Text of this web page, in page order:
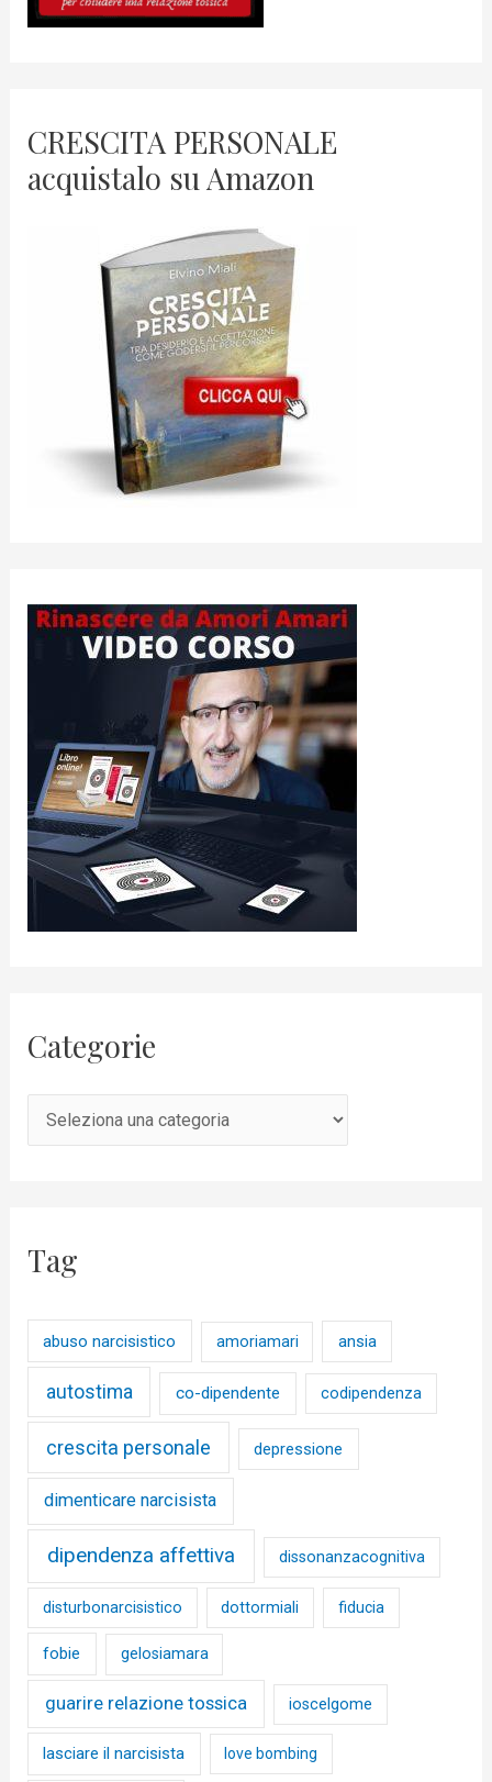
CRESCITA PERSONALE
acquistalo su Amazon
Categorie
Tag
abuso narcisistico amoriamari ansia
autostima co-dipendente codipendenza
crescita personale depressione
dimenticare narcisista
dipendenza affettiva dissonanzacognitiva
disturbonarcisistico dottormiali fiducia
fobie gelosiamara
guarire relazione tossica ioscelgome
lasciare il narcisista love bombing